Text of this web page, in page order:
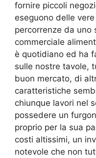
fornire piccoli
eseguono delle
percorrenze da uno
commerciale
è quotidiano ed ha
sulle nostre tavole,
buon mercato, di
caratteristiche
chiunque lavori nel
possedere un
proprio per la sua
costi altissimi, un
notevole che non